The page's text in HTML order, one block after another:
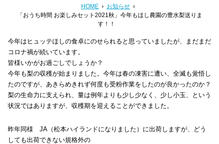
HOME
お知らせ
「おうち時間 お楽しみセット2021秋」今年もほし農園の豊水梨送りま
す！！
今年はヒュッテほしの食卓にのせられると思っていましたが、まだまだ
コロナ禍が続いています。
皆様いかがお過ごしでしょうか？
今年も梨の収穫が始まりました。今年は春の凍害に遭い、全滅も覚悟し
たのですが、あきらめきれず何度も受粉作業をしたのが良かったのか？
梨の生命力に支えられ、量は例年よりも少し少なく、少し小玉、という
状況ではありますが、収穫期を迎えることができました。
昨年同様 JA（松本ハイランドになりました）に出荷しますが、どう
しても出荷できない規格外の